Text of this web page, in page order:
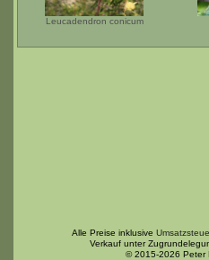
Leucadendron conicum
Alle Preise inklusive
Verkauf unter
© 2015-2026 Peter